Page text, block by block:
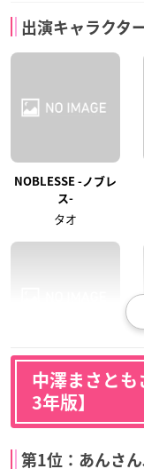
出演キャラクタ
NOBLESSE -ノブレ
ス-
タオ
DRAMAtical Murder
クリア
中澤まさとも
3年版】
第1位：あんさ